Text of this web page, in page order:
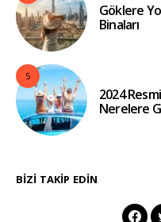
Göklere
Binaları
5
2024
Nerelere
BIZI TAKIP EDIN